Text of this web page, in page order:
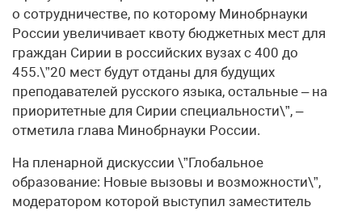
о сотрудничестве, по которому Минобрнауки
России увеличивает квоту бюджетных мест для
граждан Сирии в российских вузах с 400 до
455.\”20 мест будут отданы для будущих
преподавателей русского языка, остальные – на
приоритетные для Сирии специальности\”, –
отметила глава Минобрнауки России.
На пленарной дискуссии \”Глобальное
образование: Новые вызовы и возможности\”,
модератором которой выступил заместитель